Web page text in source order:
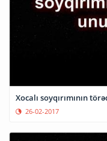
Xocalı soyqırımının
26-02-2017